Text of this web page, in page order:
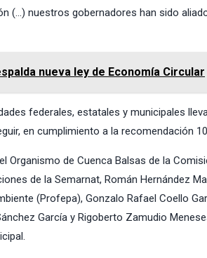
(…) nuestros gobernadores han sido
nueva ley de Economía Circular
federales, estatales y municipales
en cumplimiento a la recomendación
Organismo de Cuenca Balsas de la
de la Semarnat, Román Hernández
(Profepa), Gonzalo Rafael Coello
García y Rigoberto Zamudio